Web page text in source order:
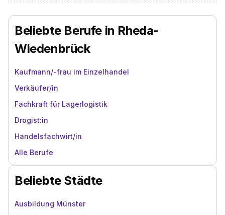
Beliebte Berufe in Rheda-
Wiedenbrück
Kaufmann/-frau im Einzelhandel
Verkäufer/in
Fachkraft für Lagerlogistik
Drogist:in
Handelsfachwirt/in
Alle Berufe
Beliebte Städte
Ausbildung Münster